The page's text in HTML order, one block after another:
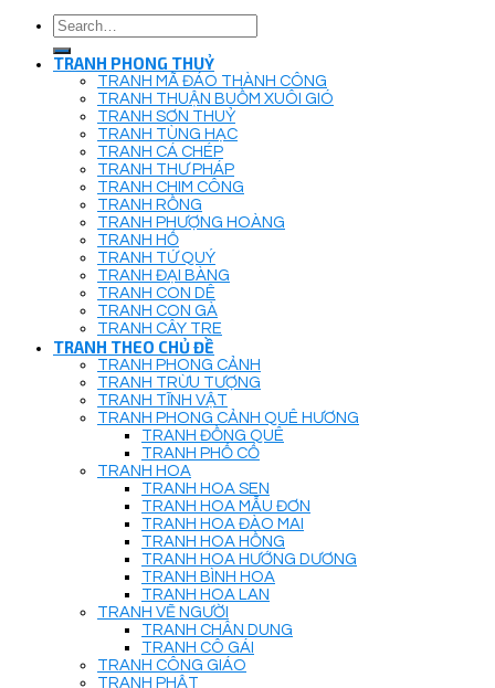
Search
for:
TRANH PHONG THUỶ
TRANH MÃ ĐÁO THÀNH CÔNG
TRANH THUẬN BUỒM XUÔI GIÓ
TRANH SƠN THUỶ
TRANH TÙNG HẠC
TRANH CÁ CHÉP
TRANH THƯ PHÁP
TRANH CHIM CÔNG
TRANH RỒNG
TRANH PHƯỢNG HOÀNG
TRANH HỔ
TRANH TỨ QUÝ
TRANH ĐẠI BÀNG
TRANH CON DÊ
TRANH CON GÀ
TRANH CÂY TRE
TRANH THEO CHỦ ĐỀ
TRANH PHONG CẢNH
TRANH TRỪU TƯỢNG
TRANH TĨNH VẬT
TRANH PHONG CẢNH QUÊ HƯƠNG
TRANH ĐỒNG QUÊ
TRANH PHỐ CỔ
TRANH HOA
TRANH HOA SEN
TRANH HOA MẪU ĐƠN
TRANH HOA ĐÀO MAI
TRANH HOA HỒNG
TRANH HOA HƯỚNG DƯƠNG
TRANH BÌNH HOA
TRANH HOA LAN
TRANH VẼ NGƯỜI
TRANH CHÂN DUNG
TRANH CÔ GÁI
TRANH CÔNG GIÁO
TRANH PHẬT